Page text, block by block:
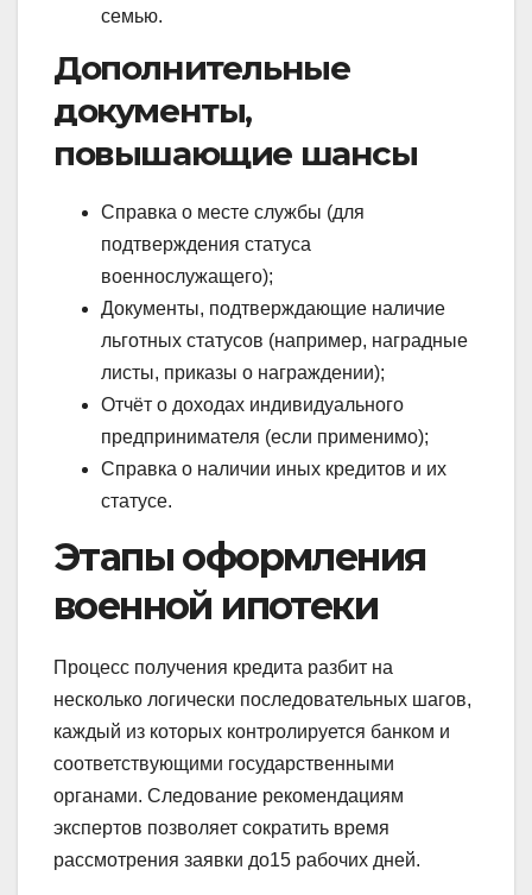
семью.
Дополнительные
документы,
повышающие шансы
Справка о месте службы (для
подтверждения статуса
военнослужащего);
Документы, подтверждающие наличие
льготных статусов (например, наградные
листы, приказы о награждении);
Отчёт о доходах индивидуального
предпринимателя (если применимо);
Справка о наличии иных кредитов и их
статусе.
Этапы оформления
военной ипотеки
Процесс получения кредита разбит на
несколько логически последовательных шагов,
каждый из которых контролируется банком и
соответствующими государственными
органами. Следование рекомендациям
экспертов позволяет сократить время
рассмотрения заявки до15 рабочих дней.